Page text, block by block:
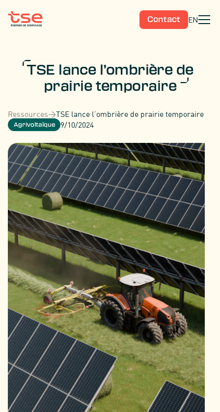
Contact EN
TSE lance l’ombrière de
prairie temporaire
Ressources>TSE lance l’ombrière de prairie temporaire
Agrivoltaïque 9/10/2024